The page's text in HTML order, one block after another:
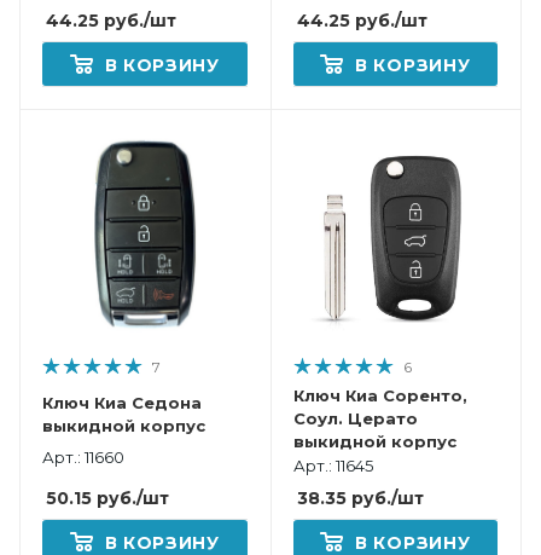
44.25 руб./шт
В КОРЗИНУ
44.25руб./шт
В КОРЗИНУ
7
Ключ Киа Седона
выкидной корпус
Арт.: 11660
50.15 руб./шт
В КОРЗИНУ
6
Ключ Киа Соренто,
Соул. Церато
выкидной корпус
Арт.: 11645
38.35руб./шт
В КОРЗИНУ